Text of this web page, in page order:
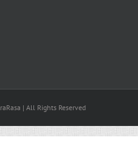
| All Rights Reserved